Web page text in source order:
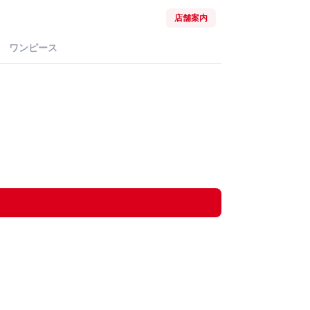
店舗案内
ワンピース